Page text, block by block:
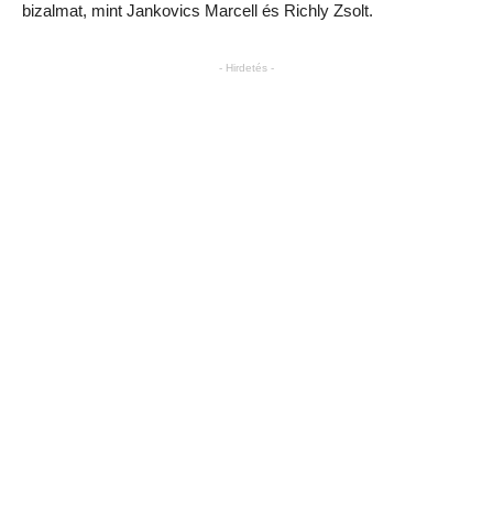
bizalmat, mint Jankovics Marcell és Richly Zsolt.
- Hirdetés -